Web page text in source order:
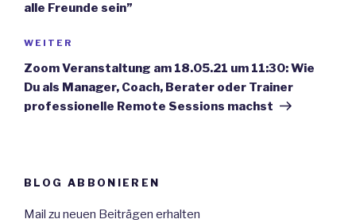
alle Freunde sein”
Nächster
Beitrag
WEITER
Zoom Veranstaltung am 18.05.21 um 11:30: Wie
Du als Manager, Coach, Berater oder Trainer
professionelle Remote Sessions machst
BLOG ABBONIEREN
Mail zu neuen Beiträgen erhalten